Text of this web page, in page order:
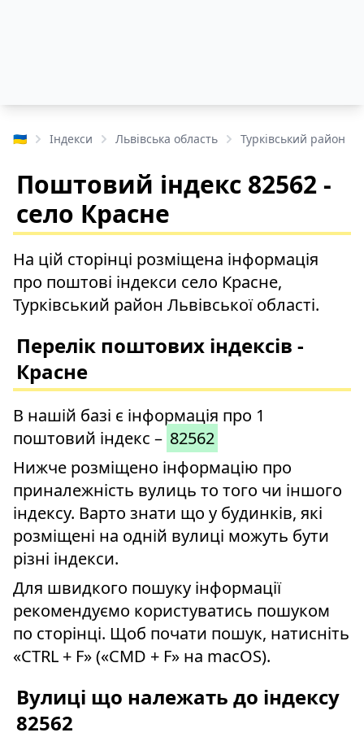
🇺🇦 Індекси Львівська область Турківський район
Поштовий індекс 82562 -
село Красне
На цій сторінці розміщена інформація
про поштові індекси село Красне,
Турківський район Львівської області.
Перелік поштових індексів -
Красне
В нашій базі є інформація про 1
поштовий індекс – 82562
Нижче розміщено інформацію про
приналежність вулиць то того чи іншого
індексу. Варто знати що у будинків, які
розміщені на одній вулиці можуть бути
різні індекси.
Для швидкого пошуку інформації
рекомендуємо користуватись пошуком
по сторінці. Щоб почати пошук, натисніть
«CTRL + F» («CMD + F» на macOS).
Вулиці що належать до індексу
82562